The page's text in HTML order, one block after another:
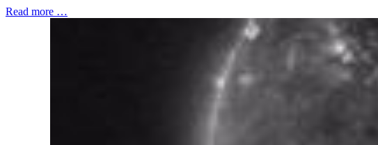
Read more …